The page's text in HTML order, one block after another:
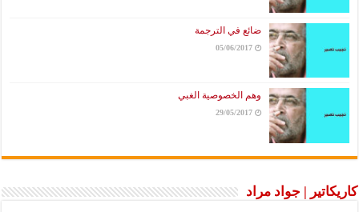
ضائع في الترجمة
05/06/2017
وهم الخصوصية الغبي
29/05/2017
كاريكاتير | جواد مراد